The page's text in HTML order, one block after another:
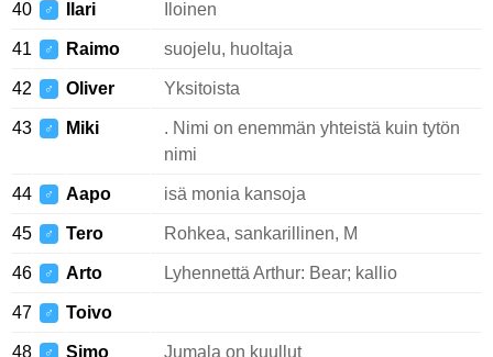
40 ♂ Ilari Iloinen
41 ♂ Raimo suojelu, huoltaja
42 ♂ Oliver Yksitoista
43 ♂ Miki
. Nimi on enemmän yhteistä kuin tytön
nimi
44 ♂ Aapo isä monia kansoja
45 ♂ Tero Rohkea, sankarillinen, M
46 ♂ Arto Lyhennettä Arthur: Bear; kallio
47 ♂ Toivo
48 ♂ Simo Jumala on kuullut